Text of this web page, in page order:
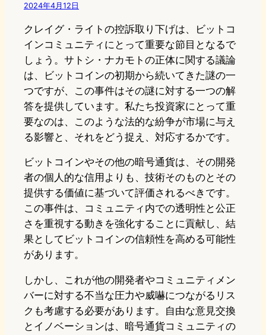
2024年4月12日
クレイグ・ライトの控訴取り下げは、ビットコ
インコミュニティにとって重要な節目となるで
しょう。サトシ・ナカモトの正体に関する議論
は、ビットコインの初期から続いてきた謎の一
つですが、この事件はその謎に対する一つの解
答を提供しています。私たち投資家にとって重
要なのは、このような法的な紛争が市場に与え
る影響と、それをどう捉え、対応するかです。
ビットコインやその他の暗号通貨は、その開発
者の個人的な信用よりも、技術そのものとその
提供する価値に基づいて評価されるべきです。
この事件は、コミュニティ内での透明性と公正
さを重視する動きを強化することに貢献し、結
果としてビットコインの信頼性を高める可能性
があります。
しかし、これが他の開発者やコミュニティメン
バーに対する不当な圧力や威嚇につながるリス
クも考慮する必要があります。自由な意見交換
とイノベーションは、暗号通貨コミュニティの